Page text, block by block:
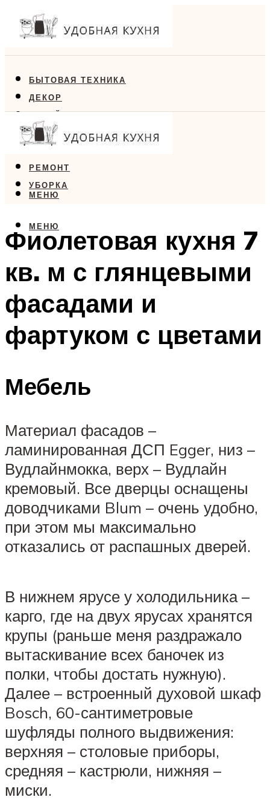
БЫТОВАЯ ТЕХНИКА
ДЕКОР
ДИЗАЙН
ЕДА
РЕМОНТ
УБОРКА
МЕНЮ
МЕНЮ
Фиолетовая кухня 7
кв. м с глянцевыми
фасадами и
фартуком с цветами
Мебель
Материал фасадов –
ламинированная ДСП Egger, низ –
Вудлайнмокка, верх – Вудлайн
кремовый. Все дверцы оснащены
доводчиками Blum – очень удобно,
при этом мы максимально
отказались от распашных дверей.
В нижнем ярусе у холодильника –
карго, где на двух ярусах хранятся
крупы (раньше меня раздражало
вытаскивание всех баночек из
полки, чтобы достать нужную).
Далее – встроенный духовой шкаф
Bosch, 60-сантиметровые
шуфляды полного выдвижения:
верхняя – столовые приборы,
средняя – кастрюли, нижняя –
миски.